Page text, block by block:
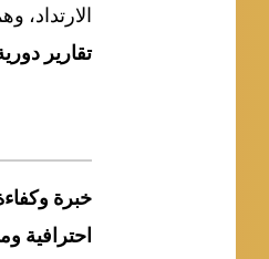
الارتداد،
تقارير
خبرة
احترافية